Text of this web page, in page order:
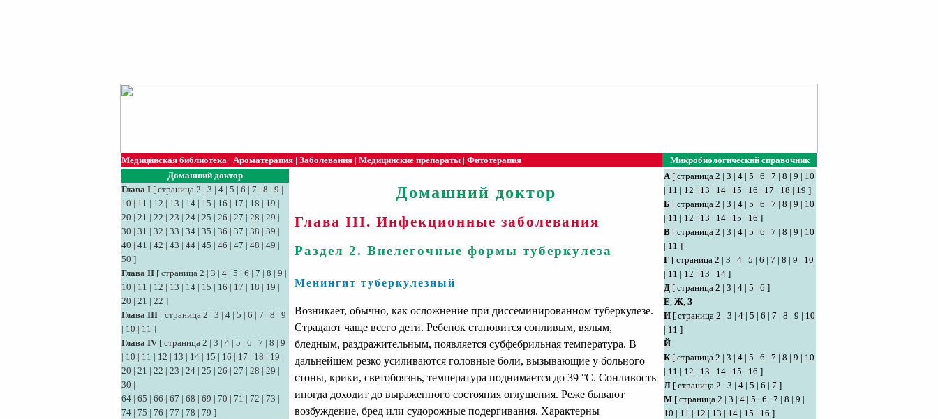
Медицинская библиотека | Ароматерапия | Заболевания | Медицинские препараты | Фитотерапия
Микробиологический справочник
Домашний доктор
Глава I [ страница 2 | 3 | 4 | 5 | 6 | 7 | 8 | 9 |
10 | 11 | 12 | 13 | 14 | 15 | 16 | 17 | 18 | 19 |
20 | 21 | 22 | 23 | 24 | 25 | 26 | 27 | 28 | 29 |
30 | 31 | 32 | 33 | 34 | 35 | 36 | 37 | 38 | 39 |
40 | 41 | 42 | 43 | 44 | 45 | 46 | 47 | 48 | 49 |
50 ]
Глава II [ страница 2 | 3 | 4 | 5 | 6 | 7 | 8 | 9 |
10 | 11 | 12 | 13 | 14 | 15 | 16 | 17 | 18 | 19 |
20 | 21 | 22 ]
Глава III [ страница 2 | 3 | 4 | 5 | 6 | 7 | 8 | 9
| 10 | 11 ]
Глава IV [ страница 2 | 3 | 4 | 5 | 6 | 7 | 8 | 9
| 10 | 11 | 12 | 13 | 14 | 15 | 16 | 17 | 18 | 19 |
20 | 21 | 22 | 23 | 24 | 25 | 26 | 27 | 28 | 29 |
30 |
64 | 65 | 66 | 67 | 68 | 69 | 70 | 71 | 72 | 73 |
74 | 75 | 76 | 77 | 78 | 79 ]
Домашний доктор
Глава III. Инфекционные заболевания
Раздел 2. Внелегочные формы туберкулеза
Менингит туберкулезный
Возникает, обычно, как осложнение при диссеминированном туберкулезе.
Страдают чаще всего дети. Ребенок становится сонливым, вялым,
бледным, раздражительным, появляется субфебрильная температура. В
дальнейшем резко усиливаются головные боли, вызывающие у больного
стоны, крики, светобоязнь, температура поднимается до 39 °С. Сонливость
иногда доходит до выраженного состояния оглушения. Реже бывают
возбуждение, бред или судорожные подергивания. Характерны
А[ страница 2 | 3 | 4 | 5 | 6 | 7 | 8 | 9 | 10
| 11 | 12 | 13 | 14 | 15 | 16 | 17 | 18 | 19 ]
Б [ страница 2 | 3 | 4 | 5 | 6 | 7 | 8 | 9 | 10
| 11 | 12 | 13 | 14 | 15 | 16 ]
В [ страница 2 | 3 | 4 | 5 | 6 | 7 | 8 | 9 | 10
| 11 ]
Г [ страница 2 | 3 | 4 | 5 | 6 | 7 | 8 | 9 | 10
| 11 | 12 | 13 | 14 ]
Д [ страница 2 | 3 | 4 | 5 | 6 ]
Е, Ж, З
И [ страница 2 | 3 | 4 | 5 | 6 | 7 | 8 | 9 | 10
| 11 ]
Й
К[ страница 2 | 3 | 4 | 5 | 6 | 7 | 8 | 9 | 10
| 11 | 12 | 13 | 14 | 15 | 16 ]
Л [ страница 2 | 3 | 4 | 5 | 6 | 7 ]
М [ страница 2 | 3 | 4 | 5 | 6 | 7 | 8 | 9 |
10 | 11 | 12 | 13 | 14 | 15 | 16 ]